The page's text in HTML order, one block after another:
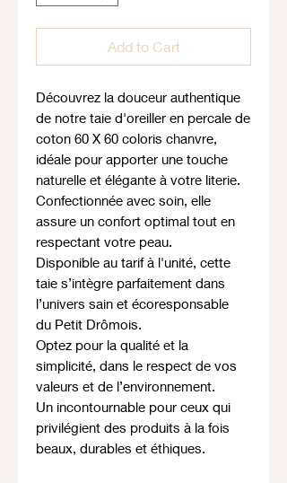
Add to Cart
Découvrez la douceur authentique
de notre taie d'oreiller en percale de
coton 60 X 60 coloris chanvre,
idéale pour apporter une touche
naturelle et élégante à votre literie.
Confectionnée avec soin, elle
assure un confort optimal tout en
respectant votre peau.
Disponible au tarif à l'unité, cette
taie s’intègre parfaitement dans
l’univers sain et écoresponsable
du Petit Drômois.
Optez pour la qualité et la
simplicité, dans le respect de vos
valeurs et de l’environnement.
Un incontournable pour ceux qui
privilégient des produits à la fois
beaux, durables et éthiques.